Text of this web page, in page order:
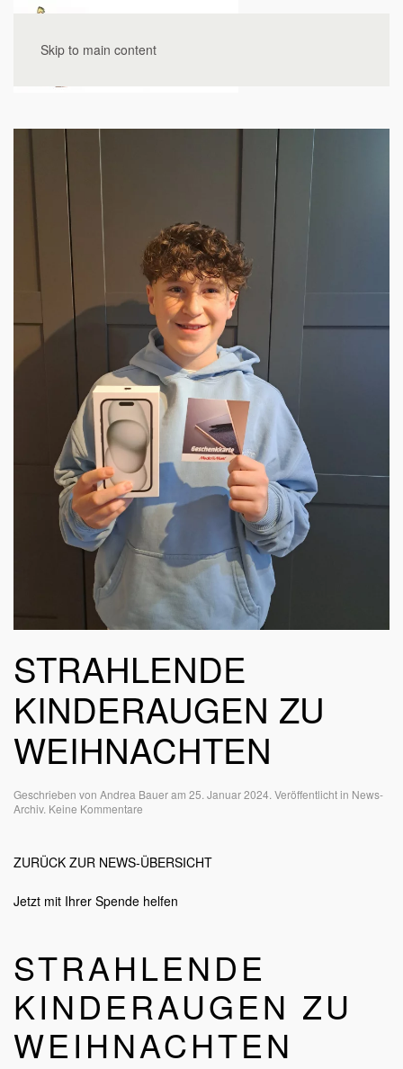
Skip to main content
STRAHLENDE
KINDERAUGEN ZU
WEIHNACHTEN
Geschrieben von Andrea Baueram 25. Januar 2024. Veröffentlicht in News-
Archiv. Keine Kommentare
Weihnachten
ZURÜCK ZUR NEWS-ÜBERSICHT
Jetzt mit Ihrer Spende helfen
STRAHLENDE
KINDERAUGEN ZU
WEIHNACHTEN